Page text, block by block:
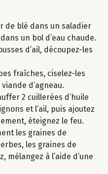
de blé dans un saladier
un bol d’eau chaude.
d’ail, découpez-les
fraîches, ciselez-les
d’agneau.
2 cuillerées d’huile
et l’ail, puis ajoutez
éteignez le feu.
les graines de
les graines de
mélangez à l’aide d’une